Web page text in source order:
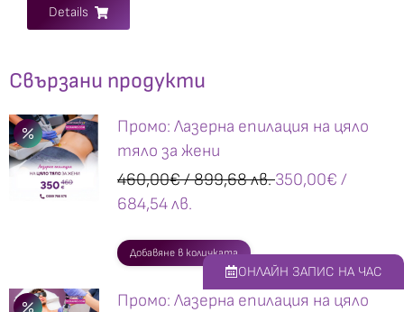
Details
Свързани продукти
Промо: Лазерна епилация на цяло
тяло за жени
460,00€/ 899,68 лв.350,00€ /
684,54 лв.
Добавяне в количката
Промо: Лазерна епилация на цяло
ОНЛАЙН ЗАПИС НА ЧАС